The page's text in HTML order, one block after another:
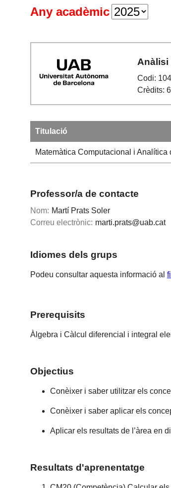
Any acadèmic
Anàlisi
Codi:
Crèdits: 6
Titulació
Matemàtica Computacional i Analítica
Professor/a de contacte
Nom: Martí Prats Soler
Correu electrònic: marti.prats@uab.cat
Idiomes dels grups
Podeu consultar aquesta informació al
Prerequisits
Àlgebra i Càlcul diferencial i integral
Objectius
Conèixer i saber utilitzar els
Conèixer i saber aplicar els
Aplicar els resultats de l’àrea en
Resultats d'aprenentatge